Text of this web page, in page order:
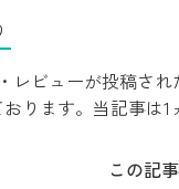
レビューが投稿さ
ります。当記事は1
この記